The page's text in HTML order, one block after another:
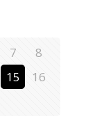
7
8
15
16